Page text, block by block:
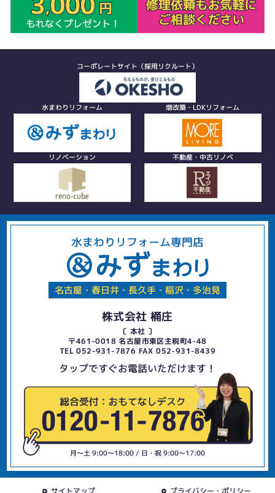
コーポレートサイト（採用リクルート）
水まわりリフォーム 増改築・LDKリフォーム
リノベーション 不動産・中古リノベ
水まわりリフォーム専門店
名古屋・春日井・長久手・稲沢・多治見
株式会社 桶庄
〔 本社 〕
〒461-0018 名古屋市東区主税町4-48
TEL 052-931-7876 FAX 052-931-8439
タップですぐお電話いただけます！
月〜土 9:00〜18:00 / 日・祝 9:00〜17:00
サイトマップ プライバシー・ポリシー